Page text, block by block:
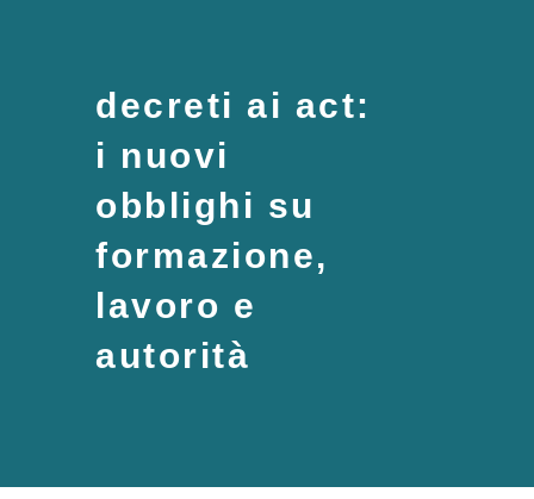
decreti ai act:
i nuovi
obblighi su
formazione,
lavoro e
autorità